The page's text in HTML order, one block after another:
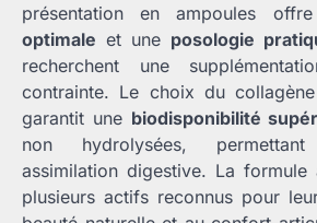
présentation en ampoules
optimale et une posologie
recherchent une
contrainte. Le choix du
garantit une biodisponibilité
non hydrolysées,
assimilation digestive. La formule
plusieurs actifs reconnus pour